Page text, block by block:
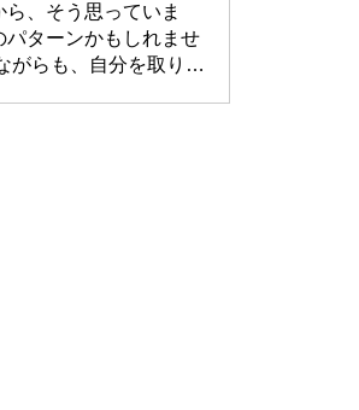
、そう思っていま
ターンかもしれませ
がらも、自分を取り…